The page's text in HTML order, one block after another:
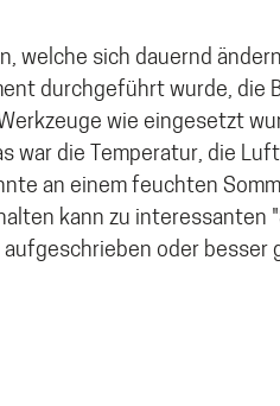
welche sich dauernd
durchgeführt wurde, die
wie eingesetzt
war die Temperatur, die
an einem feuchten
kann zu
oder besser